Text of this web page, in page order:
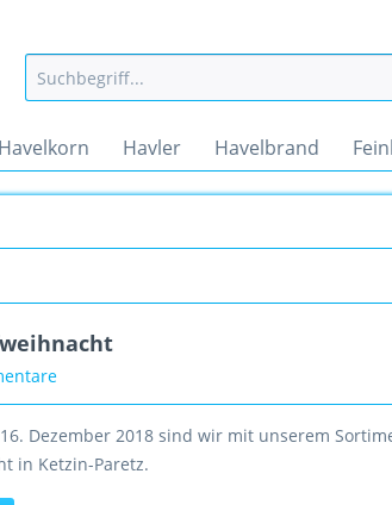
Havelkorn Havler Havelbrand
Dezember 2018 sind wir mit unserem
in Ketzin-Paretz.